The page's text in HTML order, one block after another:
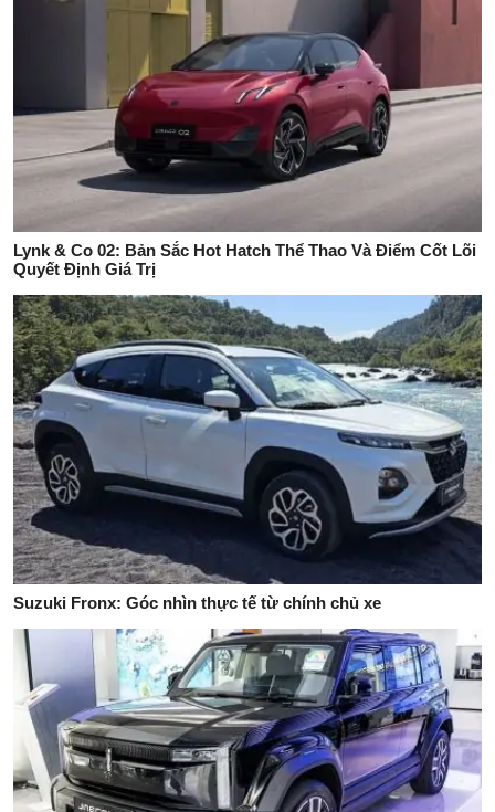
Lynk & Co 02: Bản Sắc Hot Hatch Thể Thao Và Điểm Cốt Lõi
Quyết Định Giá Trị
Suzuki Fronx: Góc nhìn thực tế từ chính chủ xe